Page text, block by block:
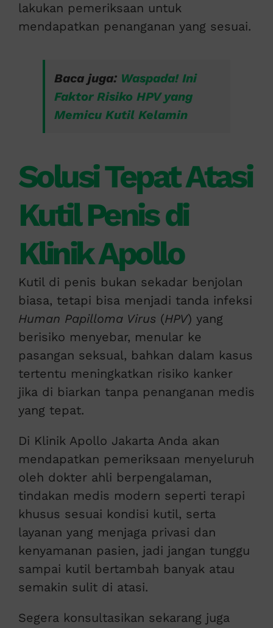
lakukan pemeriksaan untuk
mendapatkan penanganan yang sesuai.
Baca juga: Waspada! Ini
Faktor Risiko HPVyang
Memicu Kutil Kelamin
Solusi Tepat Atasi
Kutil Penis di
Klinik Apollo
Kutil di penis bukan sekadar benjolan
biasa, tetapi bisa menjadi tanda infeksi
Human Papilloma Virus (HPV) yang
berisiko menyebar, menular ke
pasangan seksual, bahkan dalam kasus
tertentu meningkatkan risiko kanker
jika di biarkan tanpa penanganan medis
yang tepat.
Di Klinik Apollo Jakarta Anda akan
mendapatkan pemeriksaan menyeluruh
oleh dokter ahli berpengalaman,
tindakan medis modern seperti terapi
khusus sesuai kondisi kutil, serta
layanan yang menjaga privasi dan
kenyamanan pasien, jadi jangan tunggu
sampai kutil bertambah banyak atau
semakin sulit di atasi.
Segera konsultasikan sekarang juga